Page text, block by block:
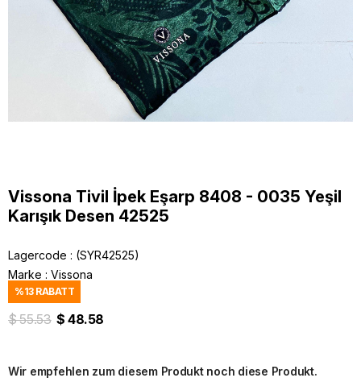
Vissona Tivil İpek Eşarp 8408 - 0035 Yeşil
Karışık Desen 42525
Lagercode
(SYR42525)
Marke : Vissona
%13RABATT
$ 55.53 $ 48.58
Wir empfehlen zum diesem Produkt noch diese Produkt.